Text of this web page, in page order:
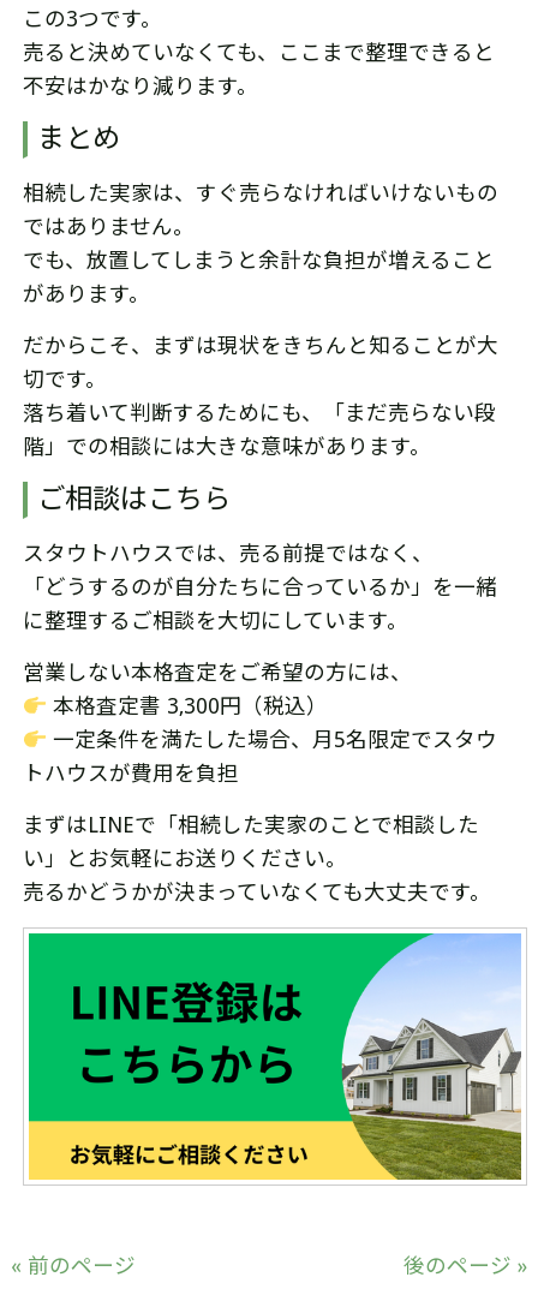
この3つです。
売ると決めていなくても、ここまで整理できると
不安はかなり減ります。
まとめ
相続した実家は、すぐ売らなければいけないもの
ではありません。
でも、放置してしまうと余計な負担が増えること
があります。
だからこそ、まずは現状をきちんと知ることが大
切です。
落ち着いて判断するためにも、「まだ売らない段
階」での相談には大きな意味があります。
ご相談はこちら
スタウトハウスでは、売る前提ではなく、
「どうするのが自分たちに合っているか」を一緒
に整理するご相談を大切にしています。
営業しない本格査定をご希望の方には、
本格査定書 3,300円（税込）
一定条件を満たした場合、月5名限定でスタウ
トハウスが費用を負担
まずはLINEで「相続した実家のことで相談した
い」とお気軽にお送りください。
売るかどうかが決まっていなくても大丈夫です。
« 前のページ 後のページ »